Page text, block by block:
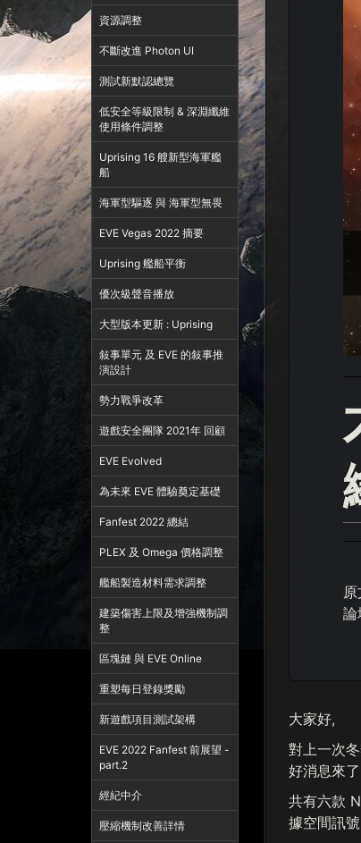
資源調整
不斷改進 Photon UI
測試新默認總覽
低安全等級限制 & 深淵纖維
使用條件調整
Uprising 16 艘新型海軍艦
船
海軍型驅逐 與 海軍型無畏
EVE Vegas 2022 摘要
Uprising 艦船平衡
優次級聲音播放
大型版本更新 : Uprising
敍事單元 及 EVE 的敍事推
演設計
勢力戰爭改革
遊戲安全團隊 2021年 回顧
EVE Evolved
為未來 EVE 體驗奠定基礎
Fanfest 2022 總結
PLEX 及 Omega 價格調整
艦船製造材料需求調整
建築傷害上限及增強機制調
整
區塊鏈 與 EVE Online
重塑每日登錄獎勵
新遊戲項目測試架構
EVE 2022 Fanfest 前展望 -
part.2
經紀中介
壓縮機制改善詳情
原
論
大家好,
對上一次
好消息來
共有六款
據空間訊